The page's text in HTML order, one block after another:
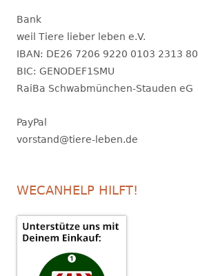
Bank
weil Tiere lieber leben e.V.
IBAN: DE26 7206 9220 0103 2313 80
BIC: GENODEF1SMU
RaiBa Schwabmünchen-Stauden eG
PayPal
vorstand@tiere-leben.de
WECANHELP HILFT!